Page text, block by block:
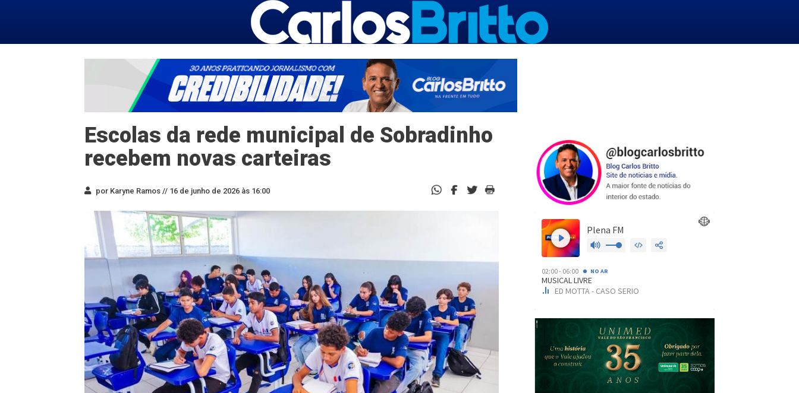
Escolas da rede municipal de Sobradinho
recebem novas carteiras
por Karyne Ramos // 16 de junho de 2026 às 16:00